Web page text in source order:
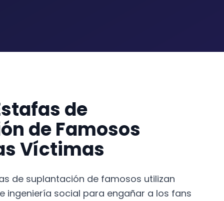
de
de Famosos
Víctimas
de suplantación de famosos utilizan
ingeniería social para engañar a los fans